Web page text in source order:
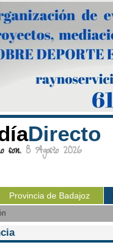
Directo
son. 8 Agosto 2026
Provincia de Badajoz